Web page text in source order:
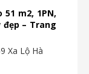
m2, 1PN,
– Trang
Xa Lộ Hà